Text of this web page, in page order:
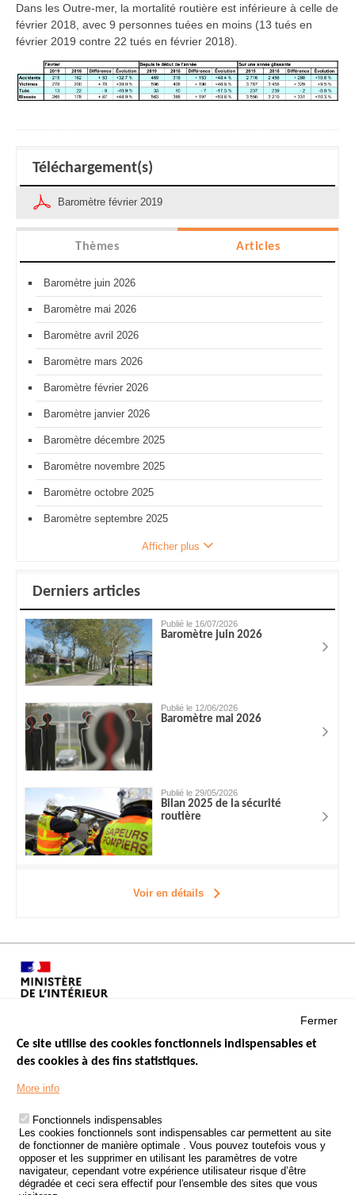
Dans les Outre-mer, la mortalité routière est inférieure à celle de
février 2018, avec 9 personnes tuées en moins (13 tués en
février 2019 contre 22 tués en février 2018).
Téléchargement(s)
Baromètre février 2019
Thèmes Articles
Baromètre juin 2026
Baromètre mai 2026
Baromètre avril 2026
Baromètre mars 2026
Baromètre février 2026
Baromètre janvier 2026
Baromètre décembre 2025
Baromètre novembre 2025
Baromètre octobre 2025
Baromètre septembre 2025
Afficher plus
Derniers articles
Publié le 16/07/2026
Baromètre juin 2026
Publié le 12/06/2026
Baromètre mai 2026
Publié le 29/05/2026
Bilan 2025 de la sécurité
routière
Voir en détails
Menu
Footer
LES SITES PUBLICS
ÉTAT DE L’INSÉCURITÉ ROUTIÈRE
TRAITEMENT DES DONNÉES PERSONNELLES DES ACCIDENTS DE
LA ROUTE
ETUDES ET RECHERCHES
Fermer
Ce site utilise des cookies fonctionnels indispensables et
des cookies à des fins statistiques.
More info
Fonctionnels indispensables
Les cookies fonctionnels sont indispensables car permettent au site
de fonctionner de manière optimale . Vous pouvez toutefois vous y
opposer et les supprimer en utilisant les paramètres de votre
navigateur, cependant votre expérience utilisateur risque d’être
dégradée et ceci sera effectif pour l'ensemble des sites que vous